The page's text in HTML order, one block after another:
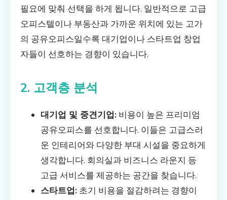
필요에 맞춰 선택을 하게 됩니다. 일반적으로 고급
오피스텔이나 부동산과 가까운 위치에 있는 고가
의 공유오피스일수록 대기업이나 스타트업 창업
자들이 선호하는 경향이 있습니다.
2. 고객층 분석
대기업 및 중견기업: 비용이 높은 프리미엄
공유오피스를 선호합니다. 이들은 고급스러
운 인테리어와 다양한 부대 시설을 중요하게
생각합니다. 회의실과 비즈니스 라운지 등
고급 서비스를 제공하는 공간을 찾습니다.
스타트업: 초기 비용을 절감하려는 경향이